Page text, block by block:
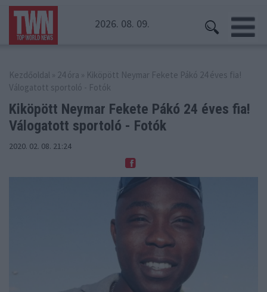
2026. 08. 09.
Kezdőoldal » 24 óra » Kiköpött Neymar Fekete Pákó 24 éves fia!
Válogatott sportoló - Fotók
Kiköpött Neymar Fekete Pákó 24 éves fia!
Válogatott sportoló - Fotók
2020. 02. 08. 21:24